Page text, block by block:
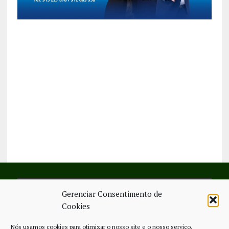
Gerenciar Consentimento de
Cookies
Nós usamos cookies para otimizar o nosso site e o nosso serviço.
SIGA-NOS NO FACEBOOK